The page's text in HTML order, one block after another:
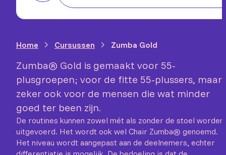
Home Cursussen Zumba Gold
Zumba® Gold is gemaakt voor 55-
plusgroepen; voor de fitte 55-plussers, maar
zeker ook voor de mensen die wat minder
goed ter been zijn.
De routines kunnen zowel mét als zonder de stoel worden
uitgevoerd. Het wordt ook wel Chair Zumba® genoemd.
Het niveau wordt aangepast aan de deelnemers, echter